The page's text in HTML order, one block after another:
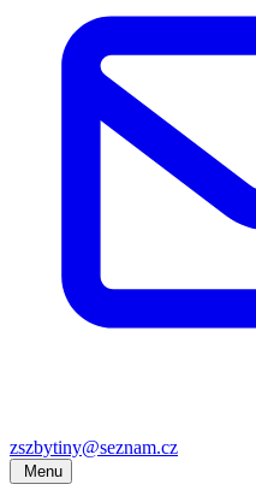
zszbytiny@seznam.cz
Menu